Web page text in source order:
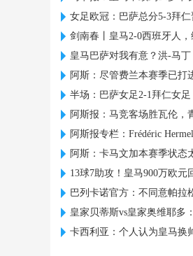
女足欧冠：巴萨总分5-3拜
剑南春丨皇马2-0西班牙人
皇马巴萨对我有意？洪-马
阿斯：尽管费兰本赛季已打
半场：巴萨女足2-1拜仁女
阿斯报：马竞客场胜瓦伦，
阿斯报专栏：Frédéric
阿斯：卡马文加本赛季状态
13球7助攻！皇马900万欧
巴列卡诺官方：不同意帕拉
皇家贝蒂斯vs皇家奥维耶多
卡西利亚：个人认为皇马换